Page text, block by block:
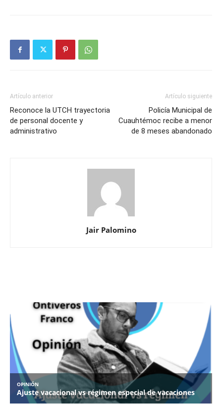
Artículo anterior
Reconoce la UTCH trayectoria
de personal docente y
administrativo
Artículo siguiente
Policía Municipal de
Cuauhtémoc recibe a menor
de 8 meses abandonado
Jair Palomino